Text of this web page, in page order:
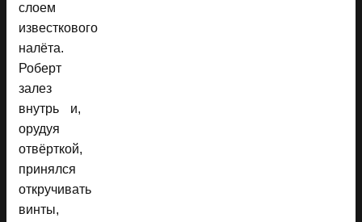
слоем
известкового
налёта.
Роберт
залез
внутрь и,
орудуя
отвёрткой,
принялся
откручивать
винты,